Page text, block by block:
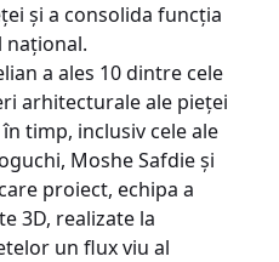
și a consolida funcția
național.
a ales 10 dintre cele
arhitecturale ale pieței
timp, inclusiv cele ale
Moshe Safdie și
proiect, echipa a
3D, realizate la
un flux viu al